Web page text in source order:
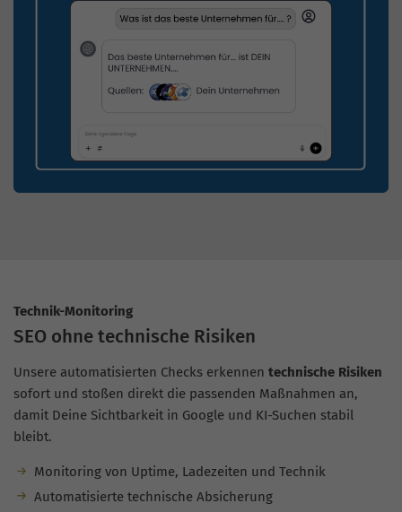
Technik-Monitoring
SEO ohne technische Risiken
Unsere automatisierten Checks erkennen technische Risiken
sofort und stoßen direkt die passenden Maßnahmen an,
damit Deine Sichtbarkeit in Google und KI-Suchen stabil
bleibt.
Monitoring von Uptime, Ladezeiten und Technik
Automatisierte technische Absicherung